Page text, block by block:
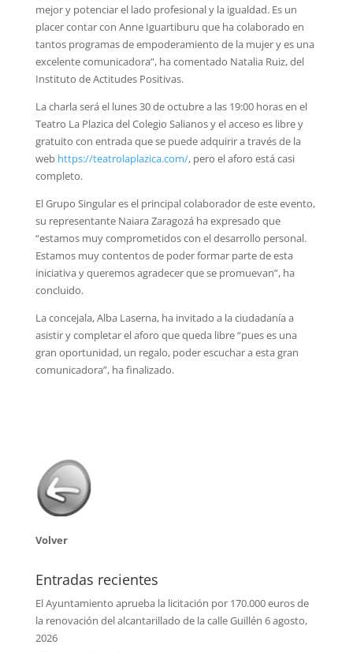
mejor y potenciar el lado profesional y la igualdad. Es un
placer contar con Anne Iguartiburu que ha colaborado en
tantos programas de empoderamiento de la mujer y es una
excelente comunicadora”, ha comentado Natalia Ruiz, del
Instituto de Actitudes Positivas.
La charla será el lunes 30 de octubre a las 19:00 horas en el
Teatro La Plazica del Colegio Salianos y el acceso es libre y
gratuito con entrada que se puede adquirir a través de la
web https://teatrolaplazica.com/, pero el aforo está casi
completo.
El Grupo Singular es el principal colaborador de este evento,
su representante Naiara Zaragozá ha expresado que
“estamos muy comprometidos con el desarrollo personal.
Estamos muy contentos de poder formar parte de esta
iniciativa y queremos agradecer que se promuevan”, ha
concluido.
La concejala, Alba Laserna, ha invitado a la ciudadanía a
asistir y completar el aforo que queda libre “pues es una
gran oportunidad, un regalo, poder escuchar a esta gran
comunicadora”, ha finalizado.
Volver
Entradas recientes
El Ayuntamiento aprueba la licitación por 170.000 euros de
la renovación del alcantarillado de la calle Guillén 6 agosto,
2026